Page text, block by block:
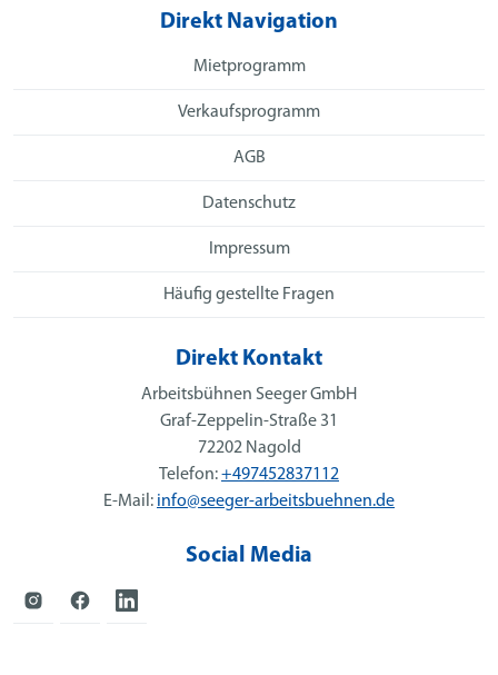
Direkt Navigation
Mietprogramm
Verkaufsprogramm
AGB
Datenschutz
Impressum
Häufig gestellte Fragen
Direkt Kontakt
Arbeitsbühnen Seeger GmbH
Graf-Zeppelin-Straße 31
72202 Nagold
Telefon:+497452837112
E-Mail: info@seeger-arbeitsbuehnen.de
Social Media